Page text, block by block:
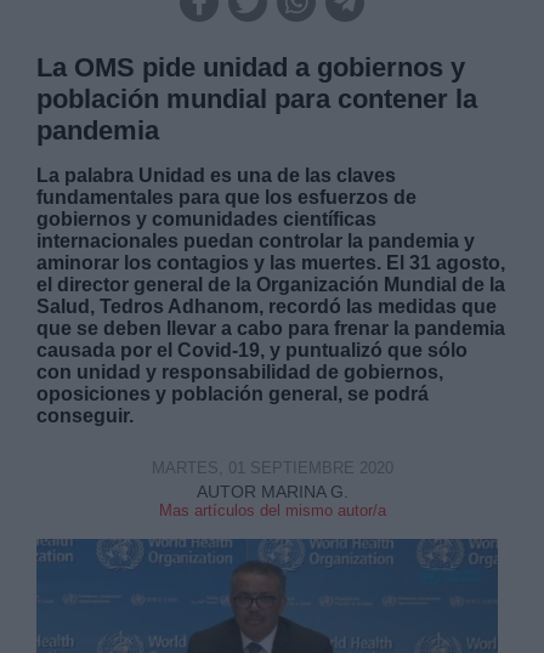
La OMS pide unidad a gobiernos y
población mundial para contener la
pandemia
La palabra Unidad es una de las claves
fundamentales para que los esfuerzos de
gobiernos y comunidades científicas
internacionales puedan controlar la pandemia y
aminorar los contagios y las muertes. El 31 agosto,
el director general de la Organización Mundial de la
Salud, Tedros Adhanom, recordó las medidas que
que se deben llevar a cabo para frenar la pandemia
causada por el Covid-19, y puntualizó que sólo
con unidad y responsabilidad de gobiernos,
oposiciones y población general, se podrá
conseguir.
AUTOR MARINA G.
Mas artículos del mismo autor/a
MARTES, 01 SEPTIEMBRE 2020
Legitimación:
Destinatarios:
Derechos:
link
Información adicional